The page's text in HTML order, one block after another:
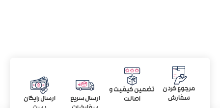
مرجوع کردن
سفارش
تضمین کیفیت و
اصالت
ارسال سریع
ارسال رایگان